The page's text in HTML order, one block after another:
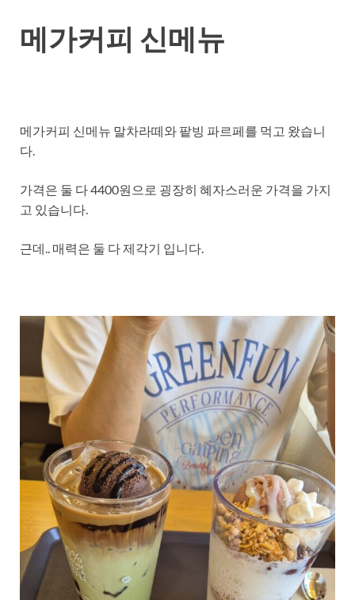
메가커피 신메뉴
메가커피 신메뉴 말차라떼와 팥빙 파르페를 먹고 왔습니
다.
가격은 둘 다 4400원으로 굉장히 혜자스러운 가격을 가지
고 있습니다.
근데.. 매력은 둘 다 제각기 입니다.